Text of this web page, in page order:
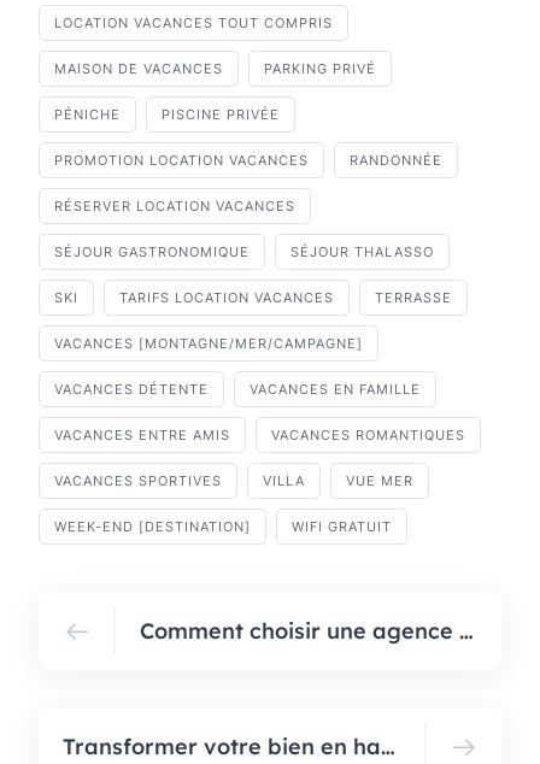
LOCATION VACANCES TOUT COMPRIS
MAISON DE VACANCES PARKING PRIVÉ
PÉNICHE PISCINE PRIVÉE
PROMOTION LOCATION VACANCES RANDONNÉE
RÉSERVER LOCATION VACANCES
SÉJOUR GASTRONOMIQUE SÉJOUR THALASSO
SKI TARIFS LOCATION VACANCES TERRASSE
VACANCES [MONTAGNE/MER/CAMPAGNE]
VACANCES DÉTENTE VACANCES EN FAMILLE
VACANCES ENTRE AMIS VACANCES ROMANTIQUES
VACANCES SPORTIVES VILLA VUE MER
WEEK-END [DESTINATION] WIFI GRATUIT
Comment choisir une agence de location de voiture à Madagascar ?
Transformer votre bien en havre de paix pour vacanciers : Guide du propriétaire